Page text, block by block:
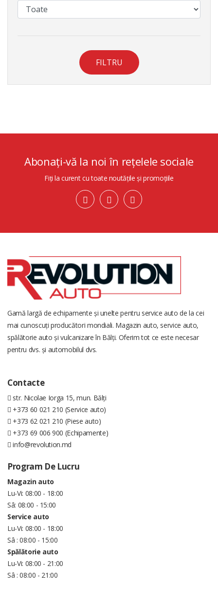
FILTRU
Abonați-vă la noi în rețelele sociale
Fiți la curent cu toate noutățile și promoțiile
Gamă largă de echipamente și unelte pentru service auto de la cei
mai cunoscuți producători mondiali. Magazin auto, service auto,
spălătorie auto și vulcanizare în Bălți. Oferim tot ce este necesar
pentru dvs. și automobilul dvs.
Contacte
str. Nicolae Iorga 15, mun. Bălți
+373 60 021 210 (Service auto)
+373 62 021 210 (Piese auto)
+373 69 006 900 (Echipamente)
info@revolution.md
Program De Lucru
Magazin auto
Lu-Vi: 08:00 - 18:00
Sâ: 08:00 - 15:00
Service auto
Lu-Vi: 08:00 - 18:00
Sâ : 08:00 - 15:00
Spălătorie auto
Lu-Vi: 08:00 - 21:00
Sâ : 08:00 - 21:00